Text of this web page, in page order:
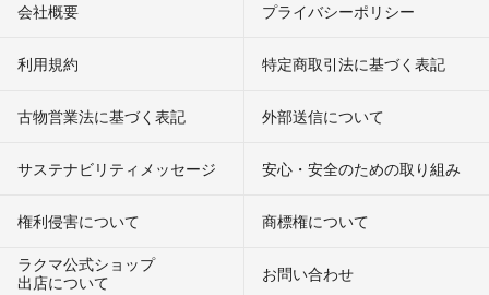
会社概要 プライバシーポリシー
利用規約 特定商取引法に基づく表記
古物営業法に基づく表記 外部送信について
サステナビリティメッセージ 安心・安全のための取り組み
権利侵害について
商標権について
ラクマ公式ショップ
出店について
お問い合わせ